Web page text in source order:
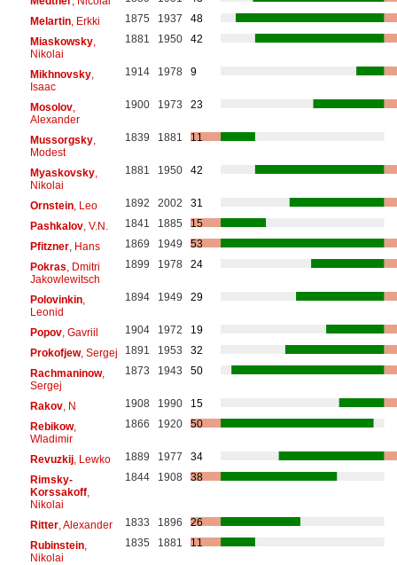
Melartin, Erkki 1875 1937
48
Miaskowsky,
Nikolai
1881 1950 42
Mikhnovsky,
Isaac
1914 1978 9
Mosolov,
Alexander
1900 1973 23
Mussorgsky,
Modest
1839 1881 11
Myaskovsky,
Nikolai
1881 1950 42
Ornstein, Leo 1892 2002
31
Pashkalov, V.N. 1841 1885
15
Pfitzner, Hans 1869 1949
53
Pokras , Dmitri
Jakowlewitsch
1899 1978 24
Polovinkin,
Leonid
1894 1949 29
Popov, Gavriil 1904 1972
19
Prokofjew, Sergej 1891 1953
32
Rachmaninow,
Sergej
1873 1943 50
Rakov, N 1908 1990
15
Rebikow,
Wladimir
1866 1920 50
Revuzkij, Lewko 1889 1977
34
Rimsky-
Korssakoff,
Nikolai
1844 1908 38
Ritter, Alexander 1833 1896
26
Rubinstein,
Nikolai
1835 1881 11